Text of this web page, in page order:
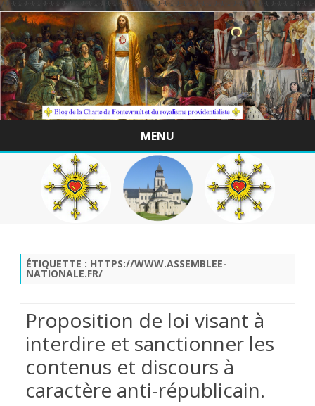
/
MENU
Skip
to
content
ÉTIQUETTE : HTTPS://WWW.ASSEMBLEE-
NATIONALE.FR/
Proposition de loi visant à
interdire et sanctionner les
contenus et discours à
caractère anti-républicain.